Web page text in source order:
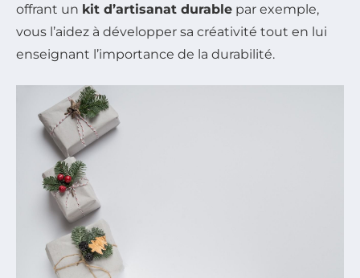
offrant un kit d’artisanat durable par exemple,
vous l’aidez à développer sa créativité tout en lui
enseignant l’importance de la durabilité.